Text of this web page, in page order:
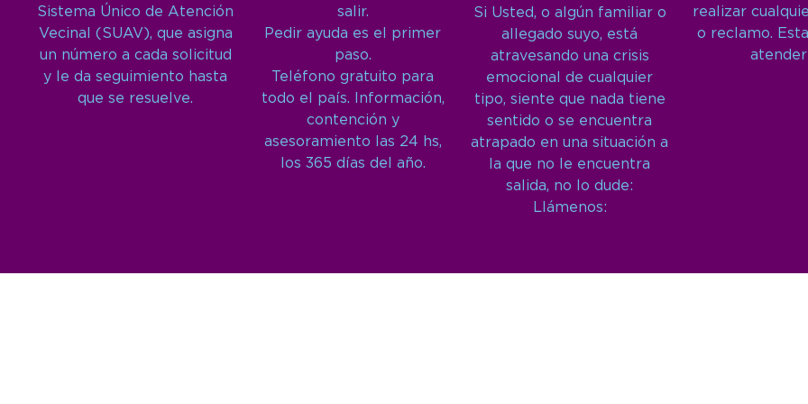
Sistema Único de Atención
Vecinal (SUAV), que asigna
un número a cada solicitud
y le da seguimiento hasta
que se resuelve.
salir.
Pedir ayuda es el primer
paso.
Teléfono gratuito para
todo el país. Información,
contención y
asesoramiento las 24 hs,
los 365 días del año.
Si Usted, o algún familiar o
allegado suyo, está
atravesando una crisis
emocional de cualquier
tipo, siente que nada tiene
sentido o se encuentra
atrapado en una situación a
la que no le encuentra
salida, no lo dude:
Llámenos:
realizar
o reclamo.